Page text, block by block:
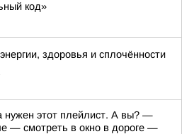
код»
здоровья и сплочённости
нужен этот плейлист. А вы? —
— смотреть в окно в дороге —